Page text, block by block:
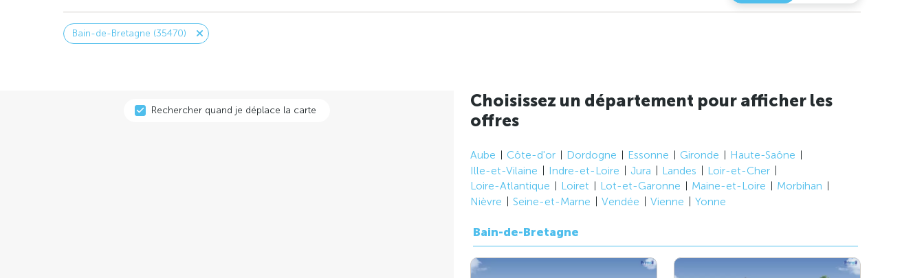
Bain-de-Bretagne (35470)
Rechercher quand je déplace la carte
Choisissez un département pour afficher les
offres
Aube Côte-d'or Dordogne Essonne Gironde
Haute-Saône
Ille-et-Vilaine
Indre-et-Loire Jura Landes
Loir-et-Cher
Loire-Atlantique
Loiret Lot-et-Garonne Maine-et-Loire
Morbihan
Nièvre
Seine-et-Marne Vendée Vienne Yonne
Bain-de-Bretagne